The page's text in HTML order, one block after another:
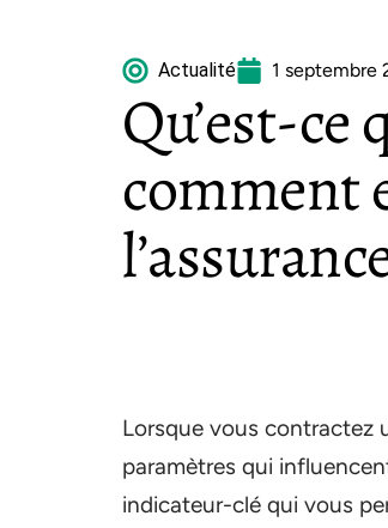
Actualité 1 septembre
Qu’est-ce
comment
Lorsque vous contractez
paramètres qui
indicateur-clé qui vous